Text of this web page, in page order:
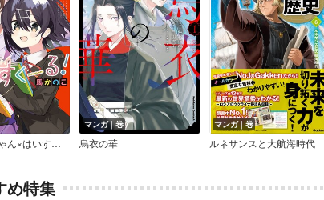
ダイガクちゃん×はいすくーる！
マンガ｜巻
烏衣の華
マンガ｜巻
ルネサンスと大航海時代
め特集